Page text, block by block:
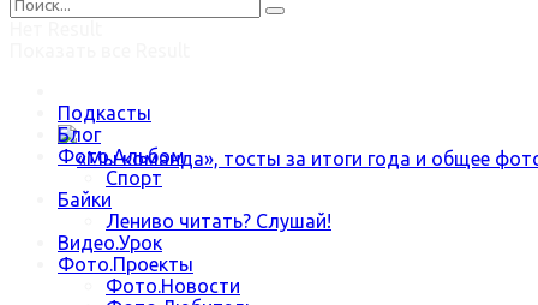
«Мы команда», тосты за итоги года и общее
Подкасты
Блог
Фото.Альбом
Спорт
Байки
Лениво читать? Слушай!
Видео.Урок
Фото.Проекты
Фото.Новости